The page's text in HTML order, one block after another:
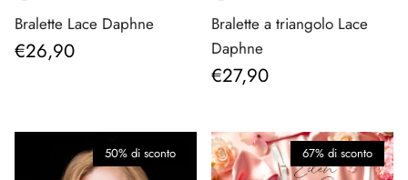
Bralette Lace Daphne
Prezzo normale
€26,90
Bralette a triangolo Lace
Daphne
Prezzo normale
€27,90
50% di sconto 67% di sconto